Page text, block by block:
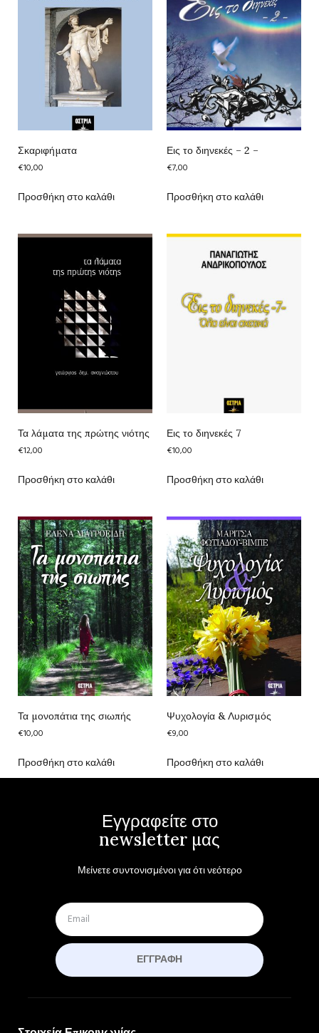
Σκαριφήματα
€10,00
Προσθήκη στο καλάθι
Εις το διηνεκές – 2 –
€7,00
Προσθήκη στο καλάθι
Τα λάματα της πρώτης νιότης
€12,00
Προσθήκη στο καλάθι
Εις το διηνεκές 7
€10,00
Προσθήκη στο καλάθι
Τα μονοπάτια της σιωπής
€10,00
Προσθήκη στο καλάθι
Ψυχολογία & Λυρισμός
€9,00
Προσθήκη στο καλάθι
Εγγραφείτε στο
newsletter μας
Μείνετε συντονισμένοι για ότι νεότερο
ΕΓΓΡΑΦΉ